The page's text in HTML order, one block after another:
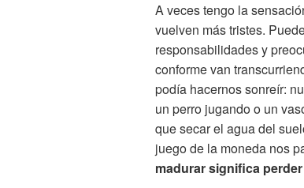
A veces tengo la
vuelven más tristes.
responsabilidades y
conforme van
podía hacernos sonreír:
un perro jugando o un
que secar el agua del
juego de la moneda nos
madurar significa